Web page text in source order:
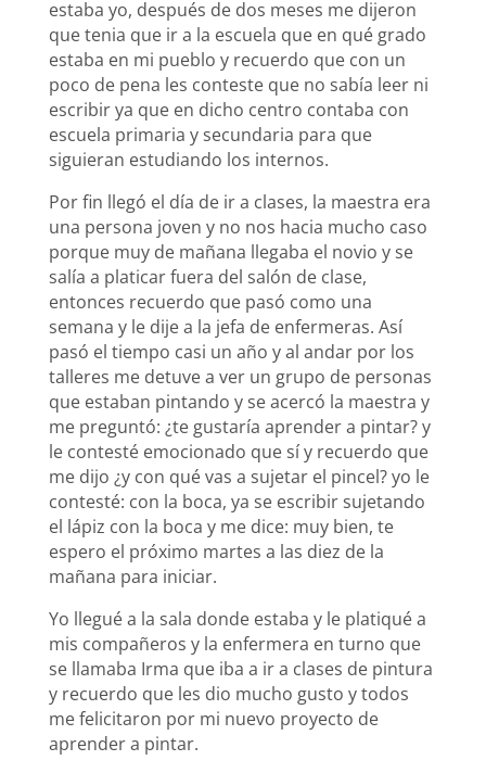
estaba yo, después de dos meses me dijeron
que tenia que ir a la escuela que en qué grado
estaba en mi pueblo y recuerdo que con un
poco de pena les conteste que no sabía leer ni
escribir ya que en dicho centro contaba con
escuela primaria y secundaria para que
siguieran estudiando los internos.
Por fin llegó el día de ir a clases, la maestra era
una persona joven y no nos hacia mucho caso
porque muy de mañana llegaba el novio y se
salía a platicar fuera del salón de clase,
entonces recuerdo que pasó como una
semana y le dije a la jefa de enfermeras. Así
pasó el tiempo casi un año y al andar por los
talleres me detuve a ver un grupo de personas
que estaban pintando y se acercó la maestra y
me preguntó: ¿te gustaría aprender a pintar? y
le contesté emocionado que sí y recuerdo que
me dijo ¿y con qué vas a sujetar el pincel? yo le
contesté: con la boca, ya se escribir sujetando
el lápiz con la boca y me dice: muy bien, te
espero el próximo martes a las diez de la
mañana para iniciar.
Yo llegué a la sala donde estaba y le platiqué a
mis compañeros y la enfermera en turno que
se llamaba Irma que iba a ir a clases de pintura
y recuerdo que les dio mucho gusto y todos
me felicitaron por mi nuevo proyecto de
aprender a pintar.